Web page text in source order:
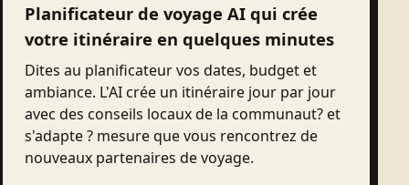
Planificateur de voyage AI qui crée
votre itinéraire en quelques minutes
Dites au planificateur vos dates, budget et
ambiance. L'AI crée un itinéraire jour par jour
avec des conseils locaux de la communaut? et
s'adapte ? mesure que vous rencontrez de
nouveaux partenaires de voyage.